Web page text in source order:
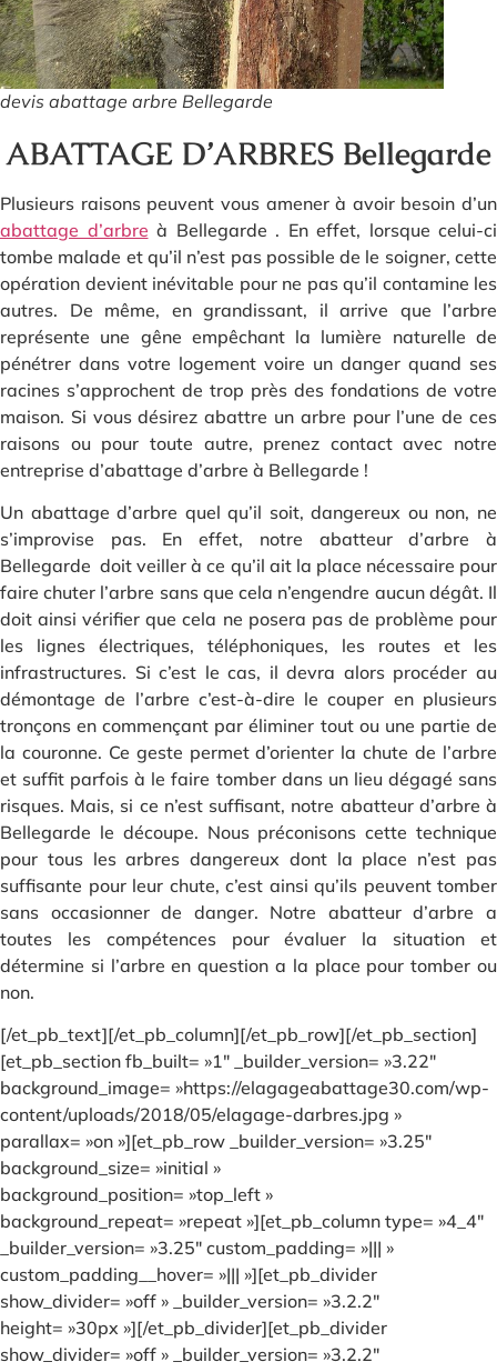
devis abattage arbre Bellegarde
ABATTAGE D’ARBRES Bellegarde
Plusieurs raisons peuvent vous amener à avoir besoin d’un
abattage d’arbre à Bellegarde . En effet, lorsque celui-ci
tombe malade et qu’il n’est pas possible de le soigner, cette
opération devient inévitable pour ne pas qu’il contamine les
autres. De même, en grandissant, il arrive que l’arbre
représente une gêne empêchant la lumière naturelle de
pénétrer dans votre logement voire un danger quand ses
racines s’approchent de trop près des fondations de votre
maison. Si vous désirez abattre un arbre pour l’une de ces
raisons ou pour toute autre, prenez contact avec notre
entreprise d’abattage d’arbre à Bellegarde !
Un abattage d’arbre quel qu’il soit, dangereux ou non, ne
s’improvise pas. En effet, notre abatteur d’arbre à
Bellegarde doit veiller à ce qu’il ait la place nécessaire pour
faire chuter l’arbre sans que cela n’engendre aucun dégât. Il
doit ainsi vérifier que cela ne posera pas de problème pour
les lignes électriques, téléphoniques, les routes et les
infrastructures. Si c’est le cas, il devra alors procéder au
démontage de l’arbre c’est-à-dire le couper en plusieurs
tronçons en commençant par éliminer tout ou une partie de
la couronne. Ce geste permet d’orienter la chute de l’arbre
et suffit parfois à le faire tomber dans un lieu dégagé sans
risques. Mais, si ce n’est suffisant, notre abatteur d’arbre à
Bellegarde le découpe. Nous préconisons cette technique
pour tous les arbres dangereux dont la place n’est pas
suffisante pour leur chute, c’est ainsi qu’ils peuvent tomber
sans occasionner de danger. Notre abatteur d’arbre a
toutes les compétences pour évaluer la situation et
détermine si l’arbre en question a la place pour tomber ou
non.
[/et_pb_text][/et_pb_column][/et_pb_row][/et_pb_section]
[et_pb_section fb_built= »1″ _builder_version= »3.22″
background_image= »https://elagageabattage30.com/wp-
content/uploads/2018/05/elagage-darbres.jpg »
parallax= »on »][et_pb_row _builder_version= »3.25″
background_size= »initial »
background_position= »top_left »
background_repeat= »repeat »][et_pb_column type= »4_4″
_builder_version= »3.25″ custom_padding= »||| »
custom_padding__hover= »||| »][et_pb_divider
show_divider= »off » _builder_version= »3.2.2″
height= »30px »][/et_pb_divider][et_pb_divider
show_divider= »off » _builder_version= »3.2.2″